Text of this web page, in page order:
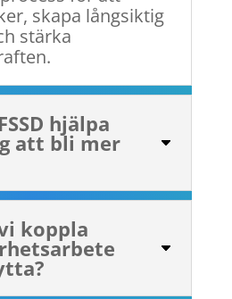
skapa långsiktig
stärka
hjälpa
att bli mer
koppla